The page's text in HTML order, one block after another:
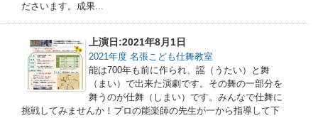
ださいます。成果...
上演日:2021年8月1日
2021年度 名張こども仕舞教室
能は700年も前に作られ、謡（うたい）と舞
（まい）で出来た演劇です。その舞の一部分を
舞うのが仕舞（しまい）です。みんなで仕舞に
挑戦してみませんか！プロの能楽師の先生が一から指導して下